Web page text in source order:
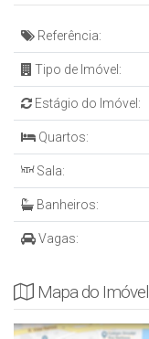
Referência:
Tipo de Imóvel:
Estágio do Imóvel:
Quartos:
Sala:
Banheiros:
Vagas:
Mapa do Imóvel